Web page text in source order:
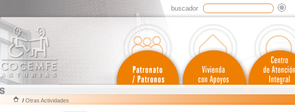
buscador
/ Otras Actividades